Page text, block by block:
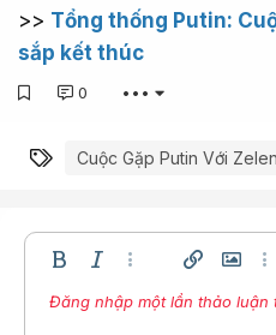
>> Tổng thống Putin:
sắp kết thúc
0 •••
Từ khóa
Cuộc Gặp Putin Với
Bold In nghiêngThêm tùy chọn…
Chèn liên kết
Chèn
Kích thước
9
Màu chữPhông chữArial
Danh sách
Căn lề
CompareMặt cườiTrích dẫn
MediaInsert
RedoToggle BB code
Xóa định dạng
Bản thảoLưu
Đăng nhập một lần thảo luận